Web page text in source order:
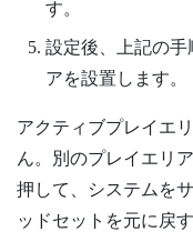
す。
設定後、上記の手
アを設置します。
アクティブプレイエ
ん。別のプレイエリ
押して、システムを
ッドセットを元に戻す